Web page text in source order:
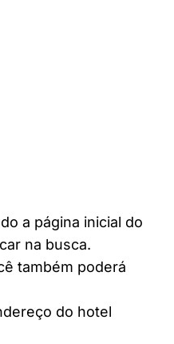
a página inicial do
na busca.
também poderá
do hotel